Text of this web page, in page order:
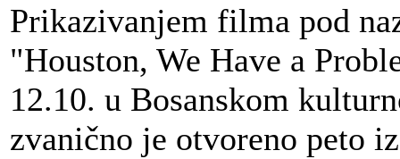
Prikazivanjem filma pod
"Houston, We Have a
12.10. u Bosanskom
zvanično je otvoreno peto